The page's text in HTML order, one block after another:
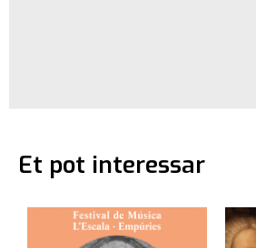
Et pot interessar